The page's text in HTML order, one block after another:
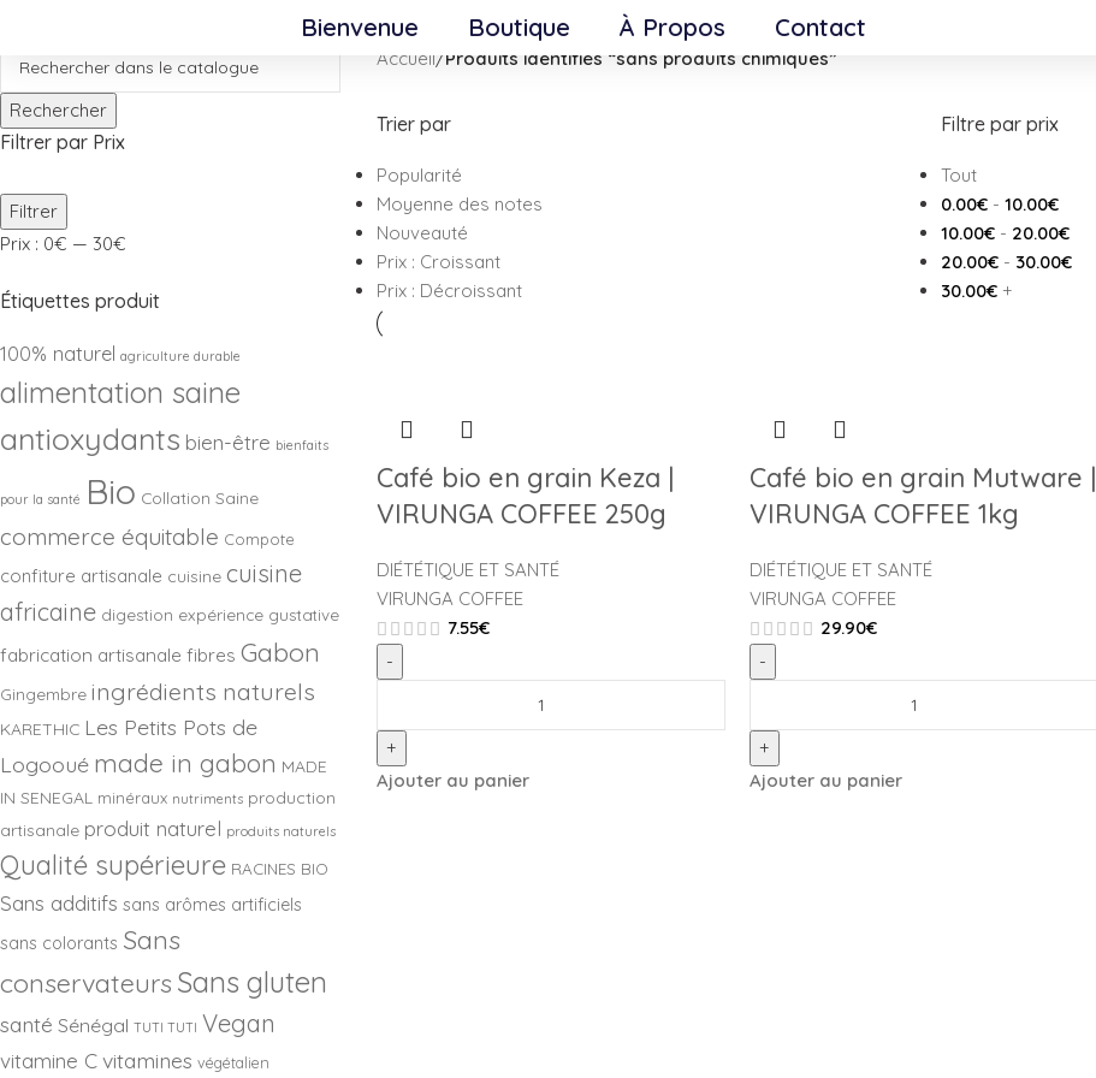
Skip to main contentBienvenue Boutique À Propos Contact
Rechercher
Filtrer par Prix
Filtrer
Prix : 0€ — 30€
Étiquettes produit
100% naturel agriculture durable
alimentation saine
antioxydants bien-être bienfaits
pour la santé Bio Collation Saine
commerce équitable Compote
confiture artisanale cuisine cuisine
africaine digestion expérience gustative
fabrication artisanale fibres Gabon
Gingembre ingrédients naturels
KARETHIC Les Petits Pots de
Logooué made in gabon MADE
IN SENEGAL
minéraux nutriments production
artisanale produit naturel produits naturels
Qualité supérieure RACINES BIO
Sans additifs sans arômes artificiels
sans colorants Sans
conservateurs Sans gluten
santé Sénégal TUTI TUTI Vegan
vitamine Cvitamines végétalien
Accueil/Produits identifiés “sans produits chimiques”
Trier par
Popularité
Moyenne des notes
Nouveauté
Prix : Croissant
Prix : Décroissant
Filtre par prix
Tout
0.00€ -10.00€
10.00€ - 20.00€
20.00€ - 30.00€
30.00€ +
Café bio en grain Keza |
VIRUNGA COFFEE 250g
DIÉTÉTIQUE ET SANTÉ
VIRUNGA COFFEE
7.55€
-
+
Ajouter au panier
Café bio en grain Mutware |
VIRUNGA COFFEE 1kg
DIÉTÉTIQUE ET SANTÉ
VIRUNGA COFFEE
29.90€
-
+
Ajouter au panier